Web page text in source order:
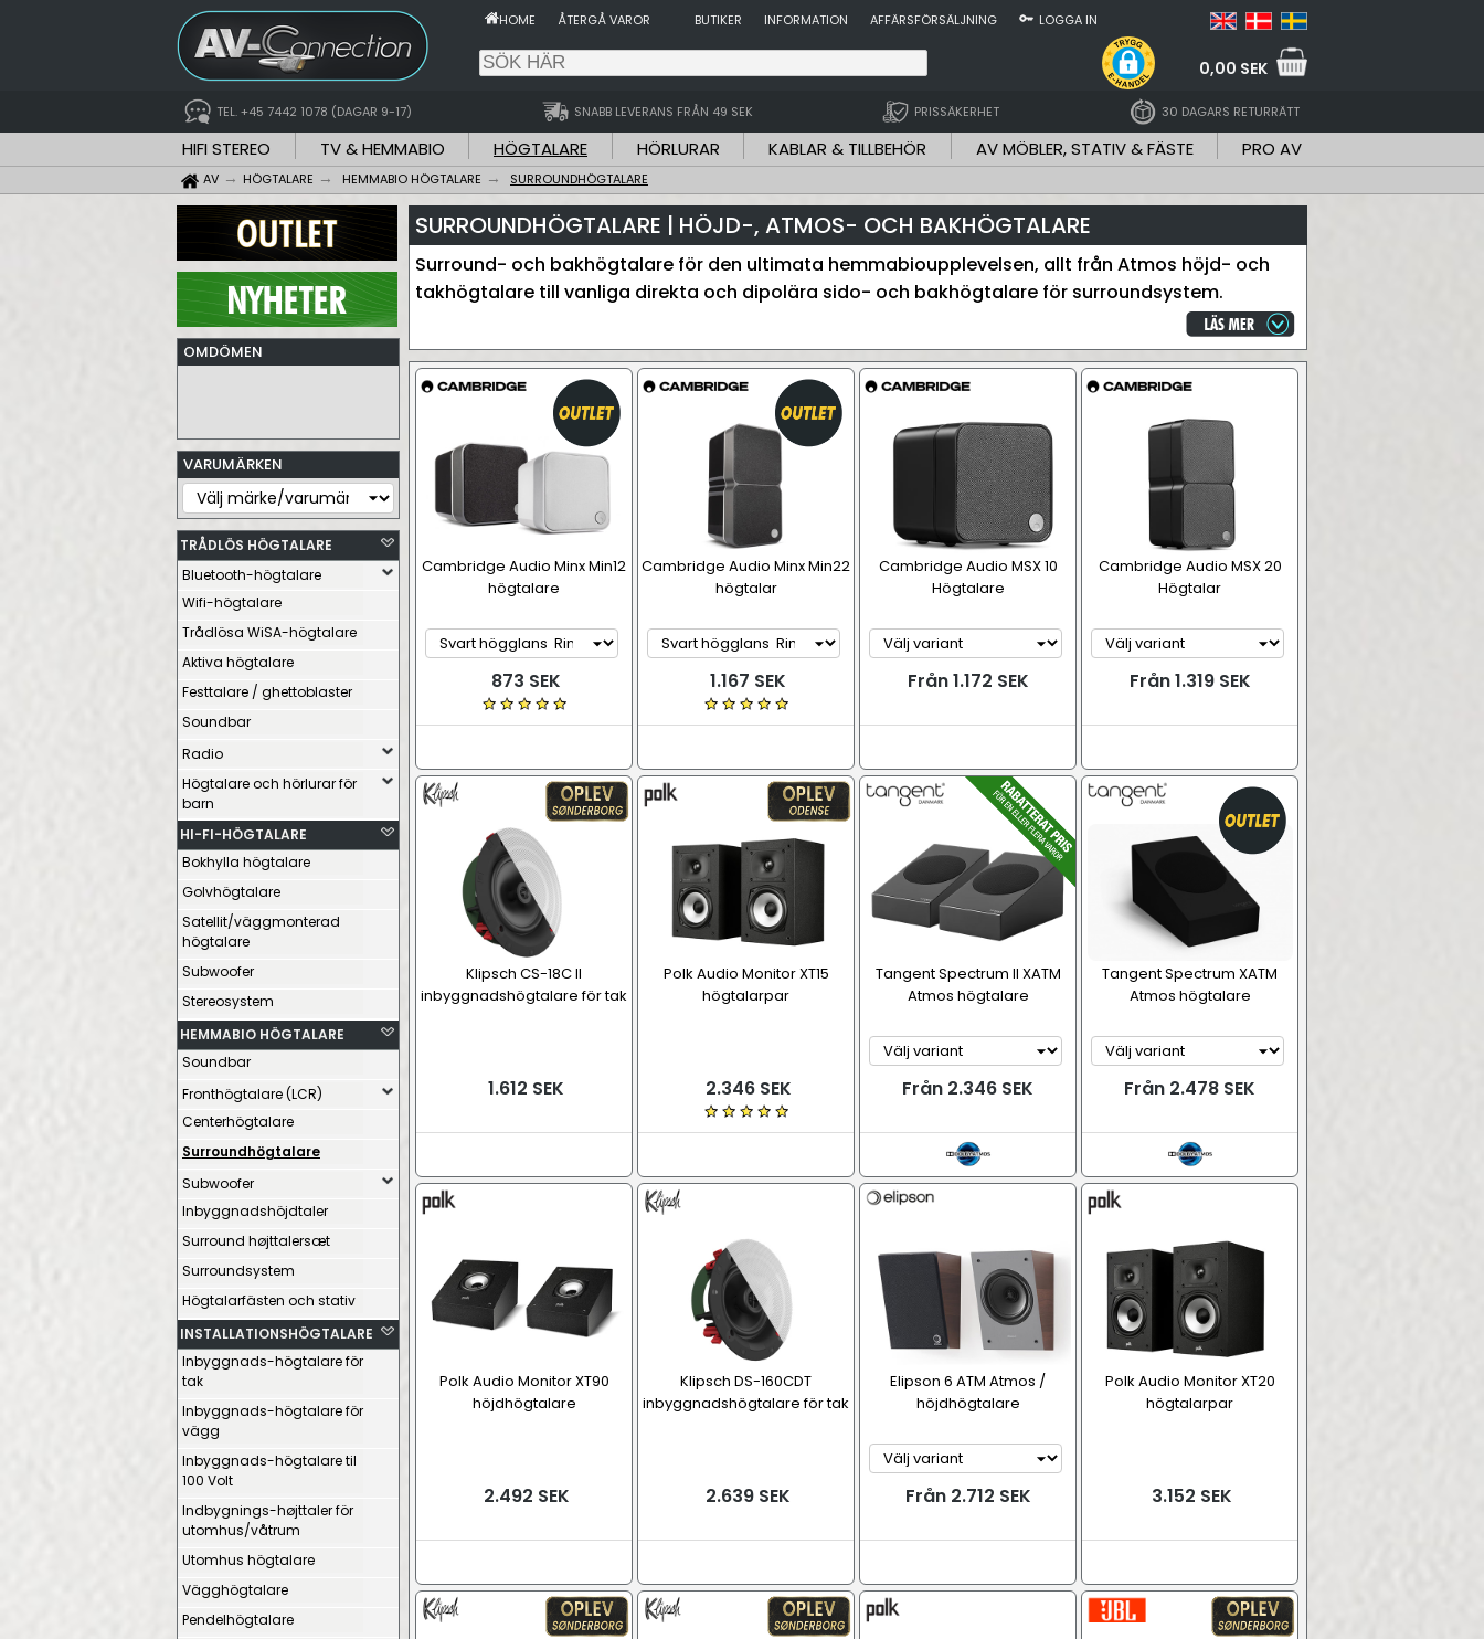
HOME ÅTERGÅ VAROR BUTIKER INFORMATION AFFÄRSFÖRSÄLJNING LOGGA IN
0,00 SEK
TEL. +45 7442 1078 (DAGAR 9-17) SNABB LEVERANS FRÅN 49 SEK PRISSÄKERHET 30 DAGARS RETURRÄTT
HIFI STEREO TV & HEMMABIO HÖGTALARE HÖRLURAR KABLAR & TILLBEHÖR AV MÖBLER, STATIV & FÄSTE PRO AV
AV HÖGTALARE HEMMABIO HÖGTALARE SURROUNDHÖGTALARE
OMDÖMEN
VARUMÄRKEN
TRÅDLÖS HÖGTALARE
Bluetooth-högtalare
Wifi-högtalare
Trådlösa WiSA-högtalare
Aktiva högtalare
Festtalare / ghettoblaster
Soundbar
Radio
Högtalare och hörlurar för
barn
HI-FI-HÖGTALARE
Bokhylla högtalare
Golvhögtalare
Satellit/väggmonterad
högtalare
Subwoofer
Stereosystem
HEMMABIO HÖGTALARE
Soundbar
Fronthögtalare (LCR)
Centerhögtalare
Surroundhögtalare
Subwoofer
Inbyggnadshöjdtaler
Surround højttalersæt
Surroundsystem
Högtalarfästen och stativ
INSTALLATIONSHÖGTALARE
Inbyggnads-högtalare för
tak
Inbyggnads-högtalare för
vägg
Inbyggnads-högtalare til
100 Volt
Indbygnings-højttaler för
utomhus/våtrum
Utomhus högtalare
Vägghögtalare
Pendelhögtalare
SURROUNDHÖGTALARE | HÖJD-, ATMOS- OCH BAKHÖGTALARE
Surround- och bakhögtalare för den ultimata hemmabioupplevelsen, allt från Atmos höjd- och
takhögtalare till vanliga direkta och dipolära sido- och bakhögtalare för surroundsystem.
Cambridge Audio Minx Min12
högtalare
873 SEK
Cambridge Audio Minx Min22
högtalar
1.167 SEK
Cambridge Audio MSX 10
Högtalare
Från 1.172 SEK
Cambridge Audio MSX 20
Högtalar
Från 1.319 SEK
Klipsch CS-18C II
inbyggnadshögtalare för tak
1.612 SEK
Polk Audio Monitor XT15
högtalarpar
2.346 SEK
Tangent Spectrum II XATM
Atmos högtalare
Från 2.346 SEK
Tangent Spectrum XATM
Atmos högtalare
Från 2.478 SEK
Polk Audio Monitor XT90
höjdhögtalare
2.492 SEK
Klipsch DS-160CDT
inbyggnadshögtalare för tak
2.639 SEK
Elipson 6 ATM Atmos /
höjdhögtalare
Från 2.712 SEK
Polk Audio Monitor XT20
högtalarpar
3.152 SEK